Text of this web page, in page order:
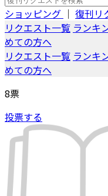
ショッピング ｜ 復刊リ
リクエスト一覧 ランキ
めての方へ
リクエスト一覧 ランキ
めての方へ
8票
投票する